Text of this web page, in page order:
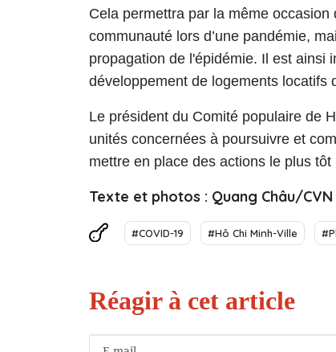
Cela permettra par la même
communauté lors d’une pandémie,
propagation de l'épidémie. Il est ainsi
développement de logements locatifs
Le président du Comité populaire de
unités concernées à poursuivre et
mettre en place des actions le plus
Texte et photos : Quang Châu/CVN
#COVID-19 #Hô Chi Minh-Ville